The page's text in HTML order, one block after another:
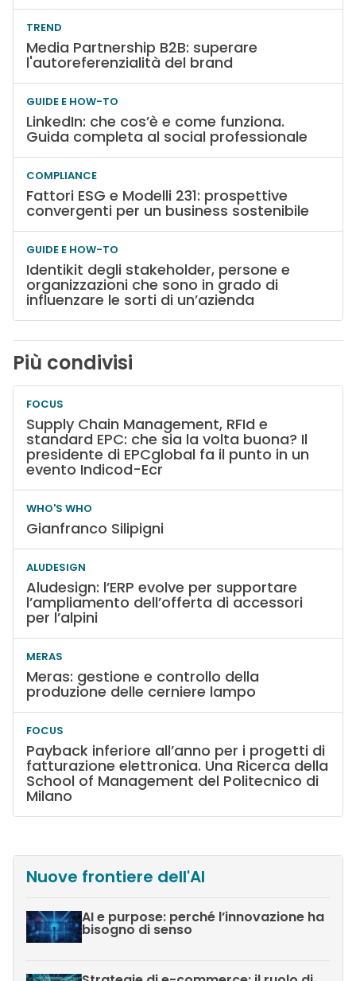
TREND
Media Partnership B2B: superare
l'autoreferenzialità del brand
GUIDE E HOW-TO
LinkedIn: che cos’è e come funziona.
Guida completa al social professionale
COMPLIANCE
Fattori ESG e Modelli 231: prospettive
convergenti per un business sostenibile
GUIDE E HOW-TO
Identikit degli stakeholder, persone e
organizzazioni che sono in grado di
influenzare le sorti di un’azienda
Più condivisi
FOCUS
Supply Chain Management, RFId e
standard EPC: che sia la volta buona? Il
presidente di EPCglobal fa il punto in un
evento Indicod-Ecr
WHO'S WHO
Gianfranco Silipigni
ALUDESIGN
Aludesign: l’ERP evolve per supportare
l’ampliamento dell’offerta di accessori
per l’alpini
MERAS
Meras: gestione e controllo della
produzione delle cerniere lampo
FOCUS
Payback inferiore all’anno per i progetti di
fatturazione elettronica. Una Ricerca della
School of Management del Politecnico di
Milano
Nuove frontiere dell'AI
AI e purpose: perché l’innovazione ha
bisogno di senso